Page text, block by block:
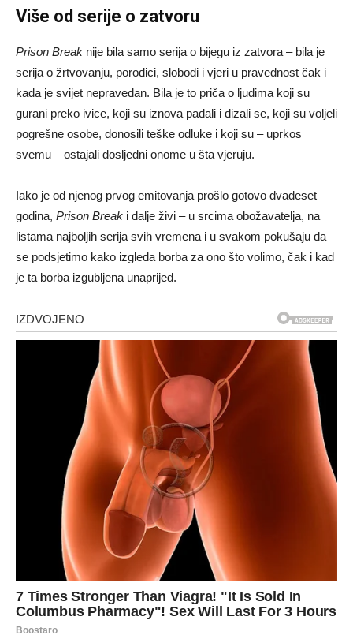
Više od serije o zatvoru
Prison Break nije bila samo serija o bijegu iz zatvora – bila je
serija o žrtvovanju, porodici, slobodi i vjeri u pravednost čak i
kada je svijet nepravedan. Bila je to priča o ljudima koji su
gurani preko ivice, koji su iznova padali i dizali se, koji su voljeli
pogrešne osobe, donosili teške odluke i koji su – uprkos
svemu – ostajali dosljedni onome u šta vjeruju.
Iako je od njenog prvog emitovanja prošlo gotovo dvadeset
godina, Prison Break i dalje živi – u srcima obožavatelja, na
listama najboljih serija svih vremena i u svakom pokušaju da
se podsjetimo kako izgleda borba za ono što volimo, čak i kad
je ta borba izgubljena unaprijed.